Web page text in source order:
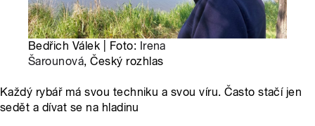
Bedřich Válek | Foto: Irena
Šarounová, Český rozhlas
Každý rybář má svou techniku a svou víru. Často stačí jen
sedět a dívat se na hladinu